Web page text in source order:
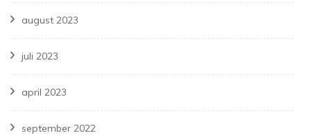
august 2023
juli 2023
april 2023
september 2022